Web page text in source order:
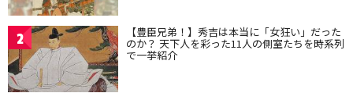
2 【豊臣兄弟！】秀吉は本当に「女狂い」だった
のか？ 天下人を彩った11人の側室たちを時系列
で一挙紹介